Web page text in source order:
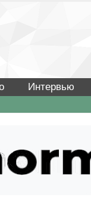
Интервью